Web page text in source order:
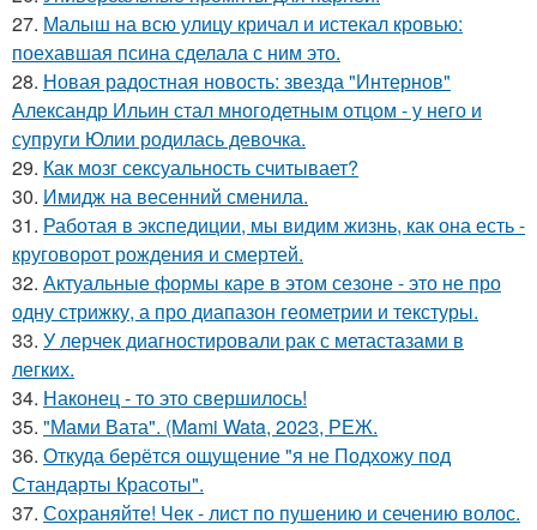
27. Малыш на всю улицу кричал и истекал кровью:
поехавшая псина сделала с ним это.
28. Новая радостная новость: звезда "Интернов"
Александр Ильин стал многодетным отцом - у него и
супруги Юлии родилась девочка.
29. Как мозг сексуальность считывает?
30. Имидж на весенний сменила.
31. Работая в экспедиции, мы видим жизнь, как она есть -
круговорот рождения и смертей.
32. Актуальные формы каре в этом сезоне - это не про
одну стрижку, а про диапазон геометрии и текстуры.
33. У лерчек диагностировали рак с метастазами в
легких.
34. Наконец - то это свершилось!
35. "Мами Вата". (Mami Wata, 2023, РЕЖ.
36. Откуда берётся ощущение "я не Подхожу под
Стандарты Красоты".
37. Сохраняйте! Чек - лист по пушению и сечению волос.